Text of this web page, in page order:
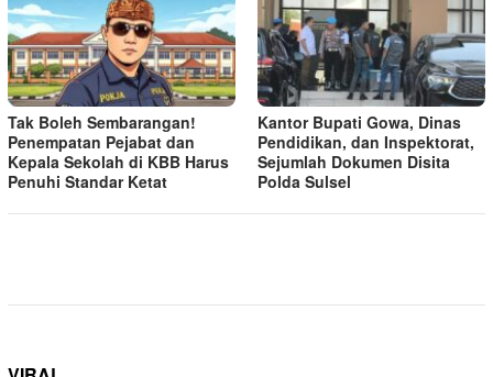
Tak Boleh Sembarangan!
Penempatan Pejabat dan
Kepala Sekolah di KBB Harus
Penuhi Standar Ketat ​
Kantor Bupati Gowa, Dinas
Pendidikan, dan Inspektorat,
Sejumlah Dokumen Disita
Polda Sulsel